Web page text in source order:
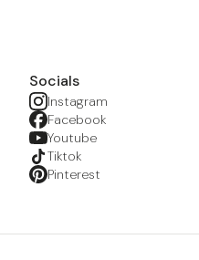
Socials
Instagram
Facebook
Youtube
Tiktok
Pinterest